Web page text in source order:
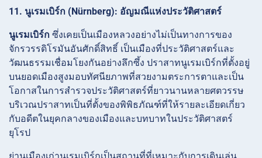
11. นูเรมเบิร์ก (Nürnberg): อัญมณีแห่งประวัติศาสตร์
นูเรมเบิร์ก ซึ่งเคยเป็นเมืองหลวงอย่างไม่เป็นทางการของ
จักรวรรดิโรมันอันศักดิ์สิทธิ์ เป็นเมืองที่ประวัติศาสตร์และ
วัฒนธรรมเชื่อมโยงกันอย่างลึกซึ้ง ปราสาทนูเรมเบิร์กที่ตั้งอยู่
บนยอดเมืองสูงมอบทัศนียภาพที่สวยงามตระการตาและเป็น
โอกาสในการสำรวจประวัติศาสตร์ที่ยาวนานหลายศตวรรษ
บริเวณปราสาทเป็นที่ตั้งของพิพิธภัณฑ์ที่ให้รายละเอียดเกี่ยว
กับอดีตในยุคกลางของเมืองและบทบาทในประวัติศาสตร์
ยุโรป